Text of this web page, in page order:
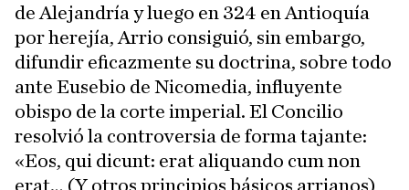
de Alejandría y luego en 324 en Antioquía
por herejía, Arrio consiguió, sin embargo,
difundir eficazmente su doctrina, sobre todo
ante Eusebio de Nicomedia, influyente
obispo de la corte imperial. El Concilio
resolvió la controversia de forma tajante:
«Eos, qui dicunt: erat aliquando cum non
erat… (Y otros principios básicos arrianos)